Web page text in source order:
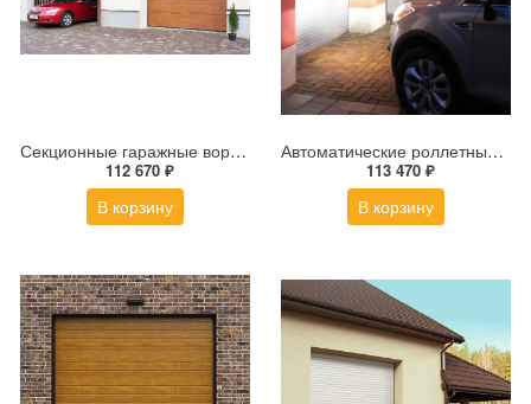
Секционные гаражные ворота ALUTECH Trend 2500×2125 мм
112 670 ₽
В корзину
Автоматические роллетные ворота ALUTECH Trend 2300×2100 мм
113 470 ₽
В корзину